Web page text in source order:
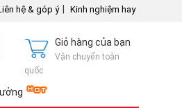
hệ & góp ý Kinh nghiệm hay
Giỏ hàng của bạn
Vận chuyển toàn
quốc